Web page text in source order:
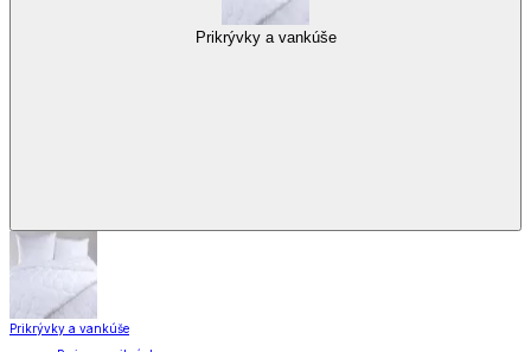
Prikrývky a vankúše
Prikrývky a vankúše